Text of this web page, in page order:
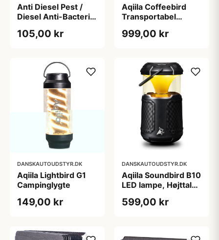
Anti Diesel Pest /
Diesel Anti-Bacteria
Tec, 375ml
105,00 kr
Aqiila Coffeebird
Transportabel
999,00 kr
DANSKAUTOUDSTYR.DK
Aqiila Lightbird G1
Campinglygte
149,00 kr
DANSKAUTOUDSTYR.DK
Aqiila Soundbird B10
LED lampe, Højttaler
599,00 kr